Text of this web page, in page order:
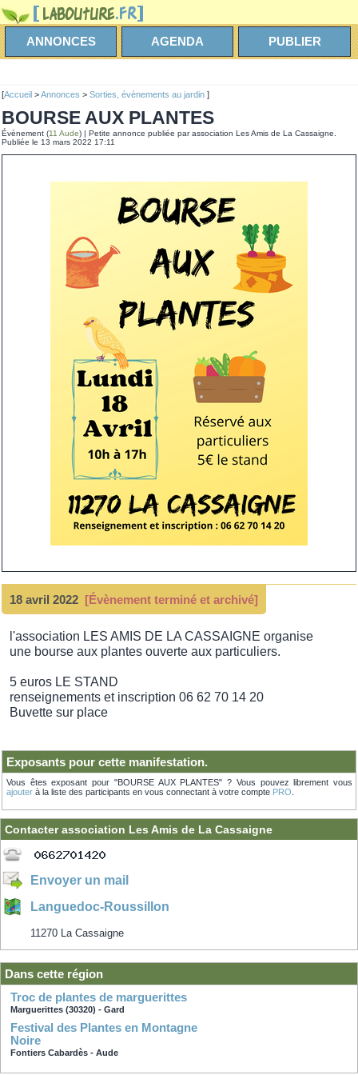
ANNONCES AGENDA PUBLIER
[Accueil >Annonces > Sorties, évènements au jardin ]
BOURSE AUX PLANTES
Évènement (11 Aude) | Petite annonce publiée par association Les Amis de La Cassaigne.
Publiée le 13 mars 2022 17:11
18 avril 2022 [Évènement terminé et archivé]
l'association LES AMIS DE LA CASSAIGNE organise
une bourse aux plantes ouverte aux particuliers.
5 euros LE STAND
renseignements et inscription 06 62 70 14 20
Buvette sur place
Exposants pour cette manifestation.
Vous êtes exposant pour "BOURSE AUX PLANTES" ? Vous pouvez librement vous
ajouter à la liste des participants en vous connectant à votre compte PRO
Contacter association Les Amis de La Cassaigne
Envoyer un mail
Languedoc-Roussillon
11270 La Cassaigne
Dans cette région
troc de plantes de marguerittes
Marguerittes (30320) - Gard
Festival des Plantes en Montagne
Noire
Fontiers Cabardès - Aude